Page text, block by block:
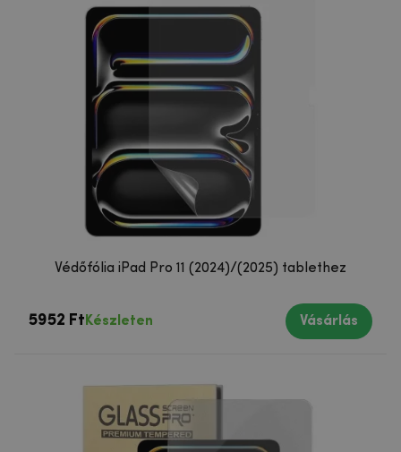
Védőfólia iPad Pro 11 (2024)/(2025) tablethez
5952 Ft Készleten Vásárlás